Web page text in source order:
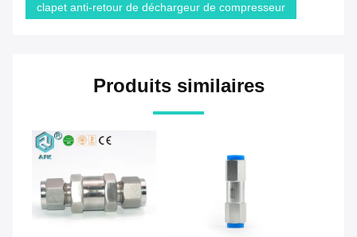
clapet anti-retour de déchargeur de compresseur
Produits similaires